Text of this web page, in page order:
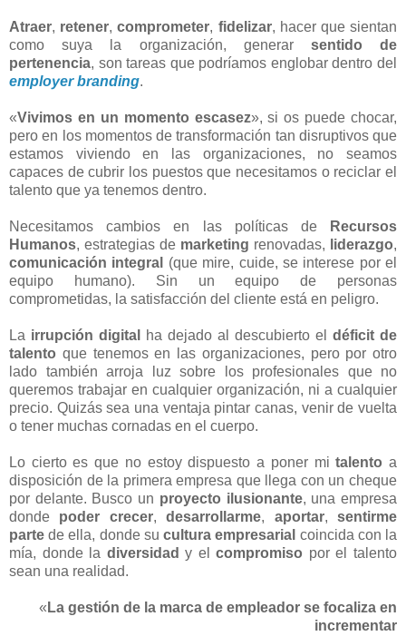
Atraer, retener,comprometer, fidelizar, hacer que sientan
como suya la organización, generar sentido de
pertenencia, son tareas que podríamos englobar dentro del
employer branding.
«Vivimos en un momento escasez», si os puede chocar,
pero en los momentos de transformación tan disruptivos que
estamos viviendo en las organizaciones, no seamos
capaces de cubrir los puestos que necesitamos o reciclar el
talento que ya tenemos dentro.
Necesitamos cambios en las políticas de
Recursos
Humanos, estrategias de marketing renovadas, liderazgo,
comunicación integral
(que mire, cuide, se interese por el
equipo humano). Sin un equipo de personas
comprometidas, la satisfacción del cliente está en peligro.
La irrupción digital ha dejado al descubierto el déficit de
talento que tenemos en las organizaciones, pero por otro
lado también arroja luz sobre los profesionales que no
queremos trabajar en cualquier organización, ni a cualquier
precio. Quizás sea una ventaja pintar canas, venir de vuelta
o tener muchas cornadas en el cuerpo.
Lo cierto es que no estoy dispuesto a poner mitalento a
disposición de la primera empresa que llega con un cheque
por delante. Busco un proyecto ilusionante, una empresa
donde poder crecer,desarrollarme, aportar,sentirme
parte de ella, donde sucultura empresarial coincida con la
mía, donde la diversidad y elcompromiso por el talento
sean una realidad.
« La gestión de la marca de empleador se focaliza en
incrementar